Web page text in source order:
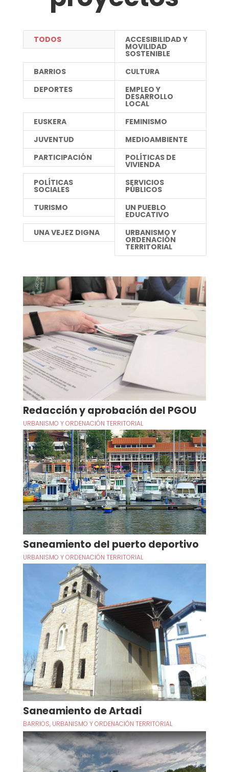
TODOS ACCESIBILIDAD Y
MOVILIDAD
SOSTENIBLE
BARRIOS
CULTURA
DEPORTES
EMPLEO Y
DESARROLLO
LOCAL
EUSKERA
FEMINISMO
JUVENTUD
MEDIOAMBIENTE
PARTICIPACIÓN
POLÍTICAS DE
VIVIENDA
POLÍTICAS
SOCIALES
SERVICIOS
PÚBLICOS
TURISMO
UN PUEBLO
EDUCATIVO
UNA VEJEZ DIGNA
URBANISMO Y
ORDENACIÓN
TERRITORIAL
Redacción y aprobación del PGOU
URBANISMO Y ORDENACIÓN TERRITORIAL
Saneamiento del puerto deportivo
URBANISMO Y ORDENACIÓN TERRITORIAL
Saneamiento de Artadi
BARRIOS, URBANISMO Y ORDENACIÓN TERRITORIAL